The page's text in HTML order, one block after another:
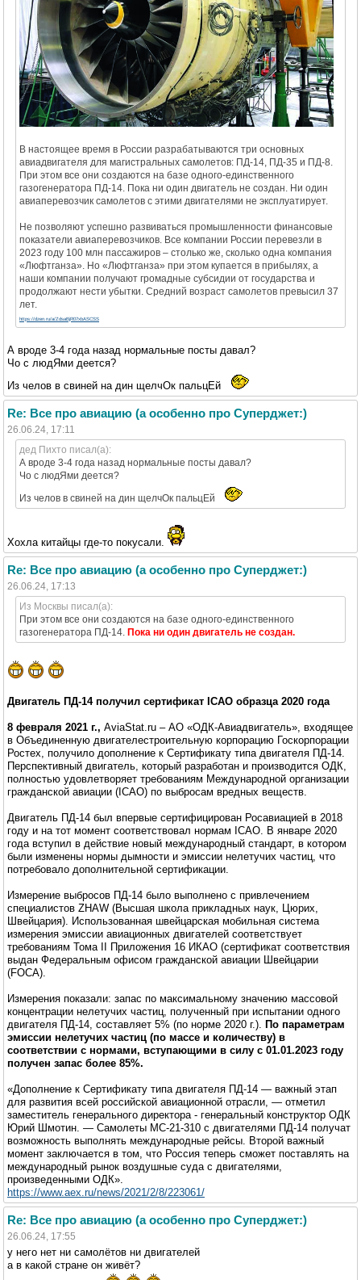
В настоящее время в России разрабатываются три основных
авиадвигателя для магистральных самолетов: ПД-14, ПД-35 и ПД-8.
При этом все они создаются на базе одного-единственного
газогенератора ПД-14. Пока ни один двигатель не создан. Ни один
авиаперевозчик самолетов с этими двигателями не эксплуатирует.
Не позволяют успешно развиваться промышленности финансовые
показатели авиаперевозчиков. Все компании России перевезли в
2023 году 100 млн пассажиров – столько же, сколько одна компания
«Люфтганза». Но «Люфтганза» при этом купается в прибылях, а
наши компании получают громадные субсидии от государства и
продолжают нести убытки. Средний возраст самолетов превысил 37
лет.
https://dzen.ru/a/ZdsaBjR07xbASCSS
А вроде 3-4 года назад нормальные посты давал?
Чо с людЯми деется?
Из челов в свиней на дин щелчОк пальцЕй
Re: Все про авиацию (а особенно про Суперджет:)
26.06.24, 17:11
дед Пихто писал(а):
А вроде 3-4 года назад нормальные посты давал?
Чо с людЯми деется?
Из челов в свиней на дин щелчОк пальцЕй
Хохла китайцы где-то покусали.
Re: Все про авиацию (а особенно про Суперджет:)
26.06.24, 17:13
Из Москвы писал(а):
При этом все они создаются на базе одного-единственного
газогенератора ПД-14. Пока ни один двигатель не создан.
Двигатель ПД-14 получил сертификат ICAO образца 2020 года
8 февраля 2021 г., AviaStat.ru – АО «ОДК-Авиадвигатель», входящее
в Объединенную двигателестроительную корпорацию Госкорпорации
Ростех, получило дополнение к Сертификату типа двигателя ПД-14.
Перспективный двигатель, который разработан и производится ОДК,
полностью удовлетворяет требованиям Международной организации ​
гражданской авиации (ICAO) по выбросам вредных веществ.
Двигатель ПД-14 был впервые сертифицирован Росавиацией в 2018
году и на тот момент соответствовал нормам ICAO. В январе 2020
года вступил в действие новый международный стандарт, в котором
были изменены нормы дымности и эмиссии нелетучих частиц, что
потребовало дополнительной сертификации.
Измерение выбросов ПД-14 было выполнено c привлечением
специалистов ZHAW (Высшая школа прикладных наук, Цюрих,
Швейцария). Использованная швейцарская мобильная система
измерения эмиссии авиационных двигателей соответствует
требованиям Тома II Приложения 16 ИКАО (сертификат соответствия
выдан Федеральным офисом гражданской авиации Швейцарии
(FOCA).
Измерения показали: запас по максимальному значению массовой
концентрации нелетучих частиц, полученный при испытании одного
двигателя ПД-14, составляет 5% (по норме 2020 г.).
По параметрам
эмиссии нелетучих частиц (по массе и количеству) в
соответствии с нормами, вступающими в силу с 01.01.2023 году
получен запас более 85%.
«Дополнение к Сертификату типа двигателя ПД-14 — важный этап
для развития всей российской авиационной отрасли, — отметил
заместитель генерального директора - генеральный конструктор ОДК
Юрий Шмотин. — Самолеты МС-21-310 с двигателями ПД-14 получат
возможность выполнять международные рейсы. Второй важный
момент заключается в том, что Россия теперь сможет поставлять на
международный рынок воздушные суда с двигателями,
произведенными ОДК».
https://www.aex.ru/news/2021/2/8/223061/
Re: Все про авиацию (а особенно про Суперджет:)
26.06.24, 17:55
у него нет ни самолётов ни двигателей
а в какой стране он живёт?